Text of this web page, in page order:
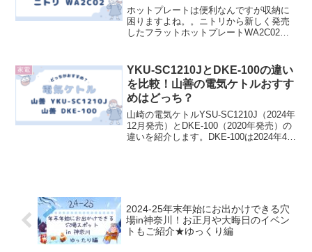
ホットプレートは便利なんですが収納に
困りますよね。。ニトリから新しく発売
したフラットホットプレートWA2C02
です＾＾徹底調査の結果をご紹介しま
す！
家電
YKU-SC1210JとDKE-100の違い
を比較！山善の電気ケトルおすす
めはどっち？
山崎の電気ケトルYSU-SC1210J（2024年
12月発売）とDKE-100（2020年発売）の
違いを紹介します。DKE-100は2024年4月
2024-25年末年始にお出かけできる穴
場in神奈川！お正月や大晦日のイベン
トもご紹介★ゆっくり編